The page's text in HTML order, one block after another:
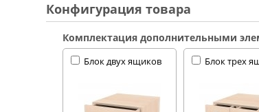
Конфигурация товара
Комплектация дополнительными
Блок двух ящиков Блок трех